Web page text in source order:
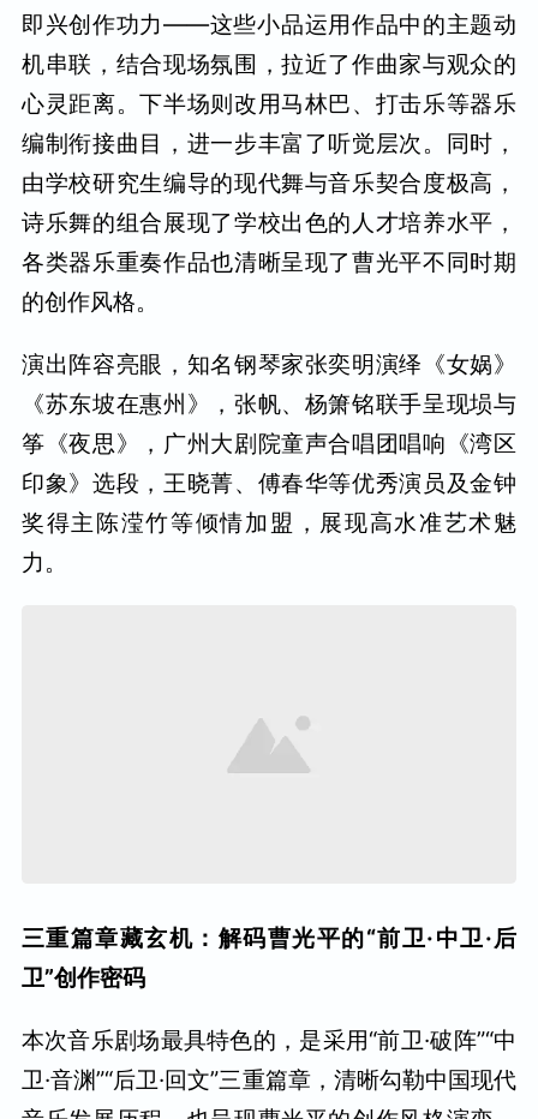
即兴创作功力——这些小品运用作品中的主题动
机串联，结合现场氛围，拉近了作曲家与观众的
心灵距离。下半场则改用马林巴、打击乐等器乐
编制衔接曲目，进一步丰富了听觉层次。同时，
由学校研究生编导的现代舞与音乐契合度极高，
诗乐舞的组合展现了学校出色的人才培养水平，
各类器乐重奏作品也清晰呈现了曹光平不同时期
的创作风格。
演出阵容亮眼，知名钢琴家张奕明演绎《女娲》
《苏东坡在惠州》，张帆、杨箫铭联手呈现埙与
筝《夜思》，广州大剧院童声合唱团唱响《湾区
印象》选段，王晓菁、傅春华等优秀演员及金钟
奖得主陈滢竹等倾情加盟，展现高水准艺术魅
力。
三重篇章藏玄机：解码曹光平的“前卫·中卫·后
卫”创作密码
本次音乐剧场最具特色的，是采用“前卫·破阵”“中
卫·音渊”“后卫·回文”三重篇章，清晰勾勒中国现代